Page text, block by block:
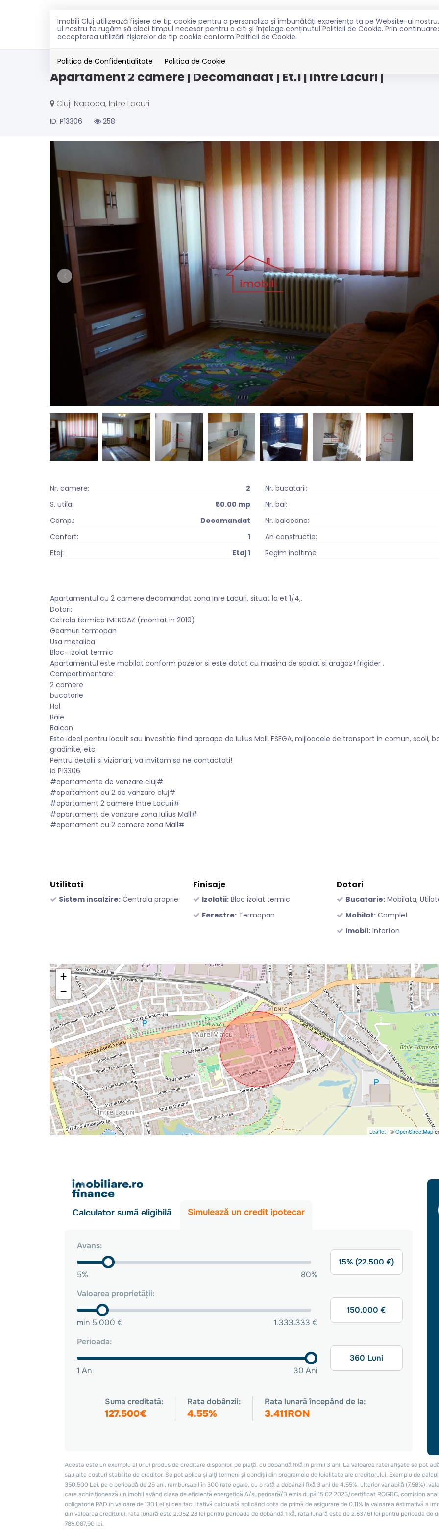
Imobili Cluj utilizează fişiere de tip cookie pentru a personaliza și îmbunătăți experiența ta pe Website-ul
ul nostru te rugăm să aloci timpul necesar pentru a citi și înțelege conținutul Politicii de Cookie. Prin
acceptarea utilizării fişierelor de tip cookie conform Politicii de Cookie.
Politica de Confidentialitate Politica de Cookie
VANZARI INCHIRIERI PENTRU CUMPARATORI PENTRU PROPRIETARI NOUTATI
Vanzare Apartamente Cluj-Napoca Intre Lacuri
Apartament 2 camere | Decomandat | Et.1 | Intre Lacuri |
Cluj-Napoca, Intre Lacuri
ID: P13306 258
Nr. camere:
2
S. utila:
50.00 mp
Comp.:
Decomandat
Confort:
1
Etaj:
Etaj 1
Nr. bucatarii:
Nr. bai:
Nr. balcoane:
An constructie:
Regim inaltime:
Apartamentul cu 2 camere decomandat zona Inre Lacuri, situat la et 1/4,.
Dotari:
Cetrala termica IMERGAZ (montat in 2019)
Geamuri termopan
Usa metalica
Bloc- izolat termic
Apartamentul este mobilat conform pozelor si este dotat cu masina de spalat si aragaz+frigider .
Compartimentare:
2 camere
bucatarie
Hol
Baie
Balcon
Este ideal pentru locuit sau investitie fiind aproape de Iulius Mall, FSEGA, mijloacele de transport in comun, scoli,
gradinite, etc
Pentru detalii si vizionari, va invitam sa ne contactati!
id P13306
#apartamente de vanzare cluj#
#apartament cu 2 de vanzare cluj#
#apartament 2 camere Intre Lacuri#
#apartament de vanzare zona Iulius Mall#
#apartament cu 2 camere zona Mall#
Utilitati
Sistem incalzire: Centrala proprie
Finisaje
Izolatii: Bloc izolat termic
Ferestre: Termopan
Dotari
Bucatarie:Mobilata,
Mobilat:Complet
Imobil:Interfon
+
−
Leaflet| ©OpenStreetMap